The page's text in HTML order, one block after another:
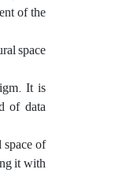
of the
space
It is
of data
of
it with